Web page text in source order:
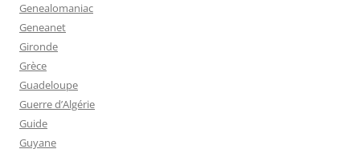
Genealomaniac
Geneanet
Gironde
Grèce
Guadeloupe
Guerre d’Algérie
Guide
Guyane